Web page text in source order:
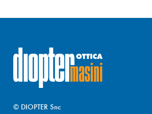
© DIOPTER Snc